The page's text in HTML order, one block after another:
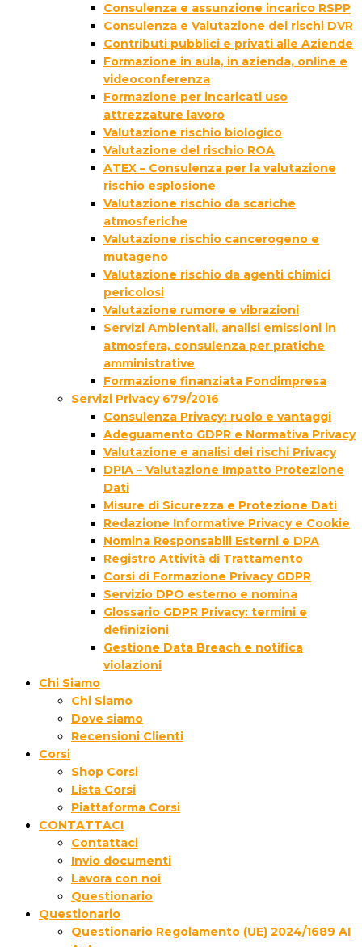
Consulenza e assunzione incarico RSPP
Consulenza e Valutazione dei rischi DVR
Contributi pubblici e privati alle Aziende
Formazione in aula, in azienda, online e
videoconferenza
Formazione per incaricati uso
attrezzature lavoro
Valutazione rischio biologico
Valutazione del rischio ROA
ATEX – Consulenza per la valutazione
rischio esplosione
Valutazione rischio da scariche
atmosferiche
Valutazione rischio cancerogeno e
mutageno
Valutazione rischio da agenti chimici
pericolosi
Valutazione rumore e vibrazioni
Servizi Ambientali, analisi emissioni in
atmosfera, consulenza per pratiche
amministrative
Formazione finanziata Fondimpresa
Servizi Privacy 679/2016
Consulenza Privacy: ruolo e vantaggi
Adeguamento GDPR e Normativa Privacy
Valutazione e analisi dei rischi Privacy
DPIA – Valutazione Impatto Protezione
Dati
Misure di Sicurezza e Protezione Dati
Redazione Informative Privacy e Cookie
Nomina Responsabili Esterni e DPA
Registro Attività di Trattamento
Corsi di Formazione Privacy GDPR
Servizio DPO esterno e nomina
Glossario GDPR Privacy: termini e
definizioni
Gestione Data Breach e notifica
violazioni
Chi Siamo
Chi Siamo
Dove siamo
Recensioni Clienti
Corsi
Shop Corsi
Lista Corsi
Piattaforma Corsi
CONTATTACI
Contattaci
Invio documenti
Lavora con noi
Questionario
Questionario
Questionario Regolamento (UE) 2024/1689 AI